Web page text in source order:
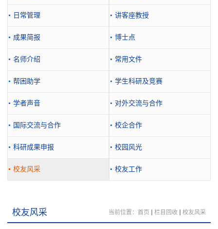
日常管理 讲客座教授
成果简报 博士点
名师介绍 常用文件
帮困助学 学生科研及竞赛
学者声音 对外交流与合作
国际交流与合作 校企合作
科研成果申报 校园风光
校友风采 校友工作
校友风采 当前位置： 首页 栏目回收 校友风采